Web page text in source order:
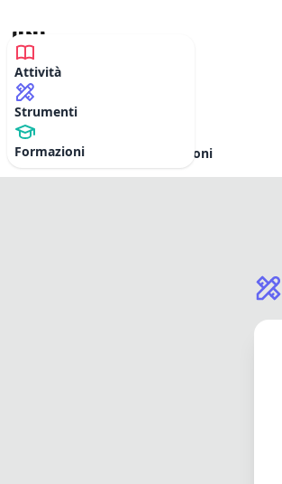
Attività
Strumenti
Formazioni
MyPLE
AttivitàStrumenti Formazioni